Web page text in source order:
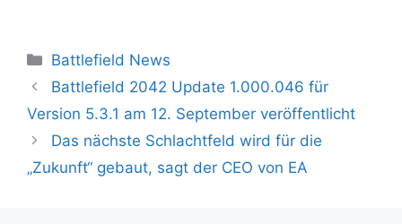
Kategorien
Battlefield News
Battlefield 2042 Update 1.000.046 für
Version 5.3.1 am 12. September veröffentlicht
Das nächste Schlachtfeld wird für die
„Zukunft“ gebaut, sagt der CEO von EA